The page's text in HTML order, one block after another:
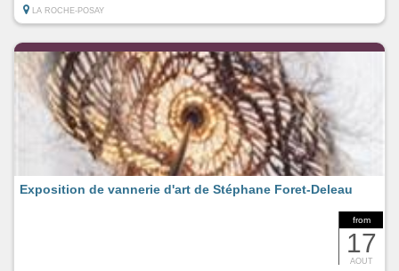
LA ROCHE-POSAY
from
17
AOUT
Exposition de vannerie d'art de Stéphane Foret-Deleau